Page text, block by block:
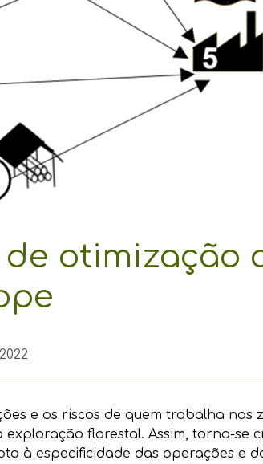
de otimização
e os riscos de quem trabalha nas
florestal. Assim, torna-se
à especificidade das operações e